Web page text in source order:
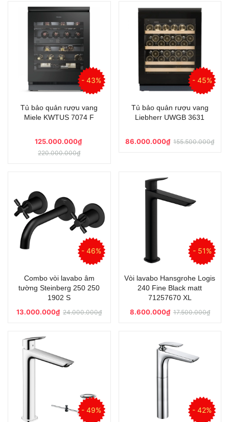
- 43%
Tủ bảo quản rượu vang
Miele KWTUS 7074 F
125.000.000₫
220.000.000₫
- 45%
Tủ bảo quản rượu vang
Liebherr UWGB 3631
86.000.000₫155.500.000₫
- 46%
Combo vòi lavabo âm
tường Steinberg 250 250
1902 S
13.000.000₫24.000.000₫
- 51%
Vòi lavabo Hansgrohe Logis
240 Fine Black matt
71257670 XL
8.600.000₫ 17.500.000₫
- 49% - 42%